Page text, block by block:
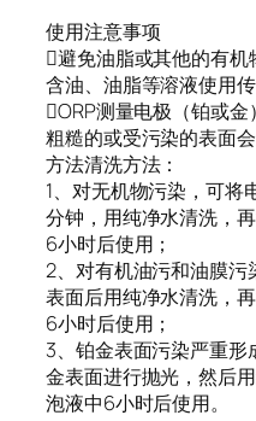
使用注意事项
避免油脂或其他的有
含油、油脂等溶液使用
ORP测量电极（铂或金
粗糙的或受污染的表面
方法清洗方法：
1、对无机物污染，可将
分钟，用纯净水清洗，
6小时后使用；
2、对有机油污和油膜
表面后用纯净水清洗，
6小时后使用；
3、铂金表面污染严重
金表面进行抛光，然后
泡液中6小时后使用。